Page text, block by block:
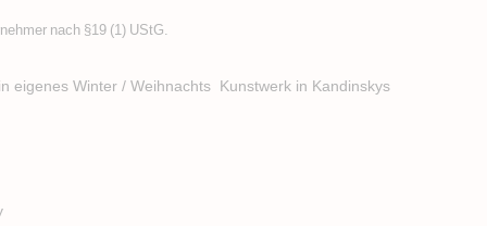
nach §19 (1) UStG.
eigenes Winter / Weihnachts Kunstwerk in Kandinskys